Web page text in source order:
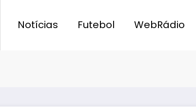
Notícias Futebol WebRádio